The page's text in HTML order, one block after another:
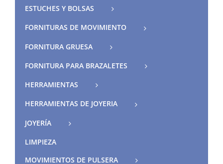
ESTUCHES Y BOLSAS
FORNITURAS DE MOVIMIENTO
FORNITURA GRUESA
FORNITURA PARA BRAZALETES
HERRAMIENTAS
HERRAMIENTAS DE JOYERIA
JOYERÍA
LIMPIEZA
MOVIMIENTOS DE PULSERA